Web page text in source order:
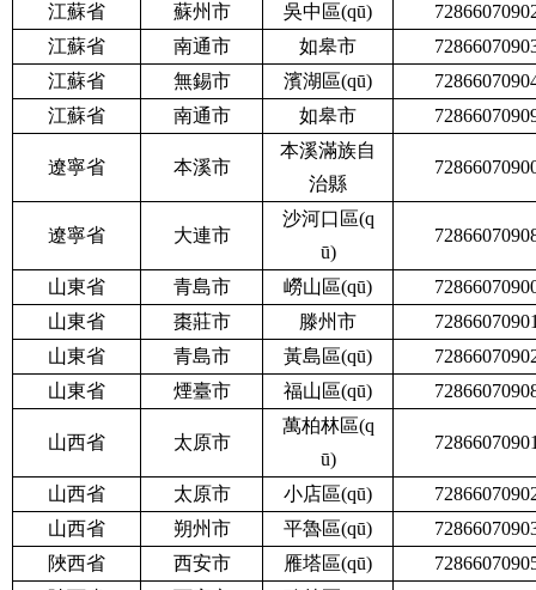
江蘇省
蘇州市 吳中區(qū)
江蘇省
南通市 如皋市
江蘇省
無錫市 濱湖區(qū)
江蘇省
南通市 如皋市
遼寧省 本溪市
本溪滿族自
治縣
遼寧省 大連市
沙河口區(q
ū)
山東省 青島市 嶗山區(qū)
山東省
棗莊市 滕州市
山東省
青島市 黃島區(qū)
山東省
煙臺市 福山區(qū)
山西省 太原市
萬柏林區(q
ū)
山西省 太原市 小店區(qū)
山西省
朔州市 平魯區(qū)
陜西省
西安市 雁塔區(qū)